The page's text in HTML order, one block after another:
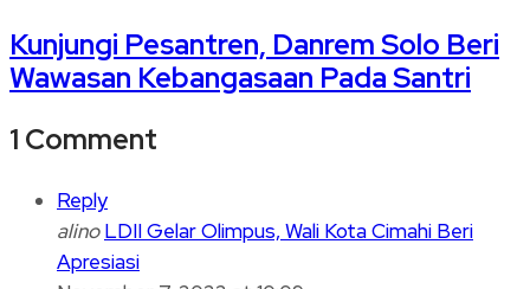
Kunjungi Pesantren, Danrem Solo Beri
Wawasan Kebangasaan Pada Santri
1 Comment
Reply
alino LDII Gelar Olimpus, Wali Kota Cimahi Beri
Apresiasi